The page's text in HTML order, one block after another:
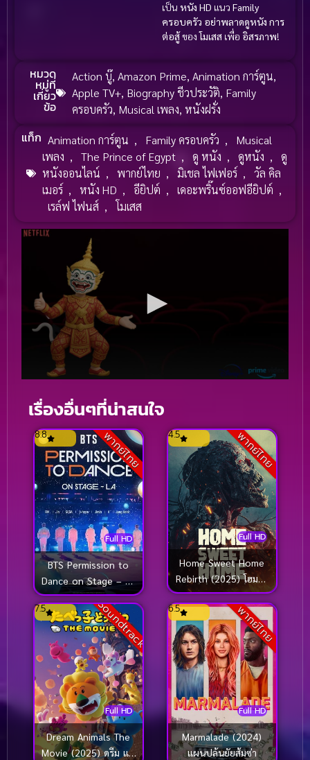
เป็น หนัง HD แนว Family
ครอบครัว อย่าพลาดดูหนัง การ
ต่อสู้ของโมเสส เพื่อ อิสรภาพ!
หมวด
หมู่ที่
เกี่ยว
ข้อ
Action บู๊, Amazon Prime, Animation การ์ตูน,
Apple TV+, Biography ชีวประวัติ, Family
ครอบครัว, Musical เพลง, หนังฝรั่ง
แท็ก Animation การ์ตูน , Family ครอบครัว ,
Musical
เพลง , The Prince of Egypt , ดู หนัง , ดูหนัง ,
ดู
หนังออนไลน์ , พากย์ไทย , มิเชล ไฟเฟอร์ ,
วัล คิล
เมอร์ , หนัง HD , อียิปต์ , เดอะพริ๊นซ์ออฟอียิปต์ ,
เรล์ฟ ไฟนส์ , โมเสส
เรื่องอื่นๆที่น่าสนใจ
พากย์ไทย
Full HD
8.8
BTS Permission to
Dance on Stage – LA
(2022)
พากย์ไทย
Full HD
4.5
Home Sweet Home
Rebirth (2025) โฮมสวี
ทโฮม กำเนิดใหม่
Soundtrack
Full HD
7.5
Dream Animals The
Movie (2025) ดรีม แอ
พากย์ไทย
Full HD
6.5
Marmalade (2024)
แผนปล้นยัยส้มซ่า